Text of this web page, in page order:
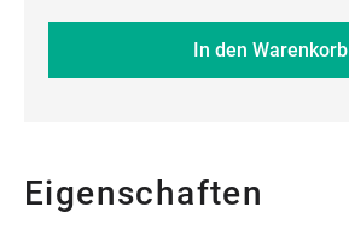
In den Warenkorb
Eigenschaften